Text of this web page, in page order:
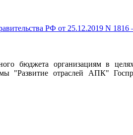
РФ от 25.12.2019 N
бюджета организациям в
отраслей АПК"